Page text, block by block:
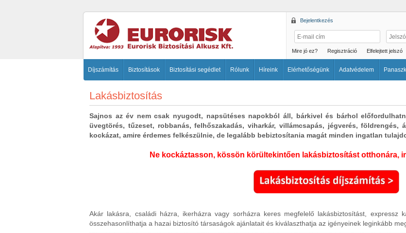
Bejelentkezés
Mire jó ez? Regisztráció Elfelejtett jelszó
Díjszámítás Biztosítások Biztosítási segédlet Rólunk Híreink Elérhetőségünk Adatvédelem
Lakásbiztosítás
Sajnos az év nem csak nyugodt, napsütéses napokból áll, bárkivel és bárhol
üvegtörés, tűzeset, robbanás, felhőszakadás, viharkár, villámcsapás, jégverés, földrengés,
kockázat, amire érdemes felkészülnie, de legalább bebiztosítania magát minden ingatlan
Ne kockáztasson, kössön körültekintően lakásbiztosítást otthonára,
Akár lakásra, családi házra, ikerházra vagy sorházra keres megfelelő lakásbiztosítást, expressz
összehasonlíthatja a hazai biztosító társaságok ajánlatait és kiválaszthatja az igényeinek leginkább